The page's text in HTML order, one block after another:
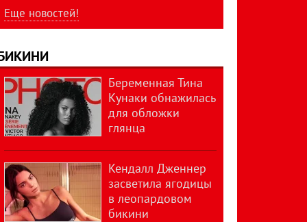
Еще новостей!
Беременная Тина
Кунаки обнажилась
для обложки
глянца
Кендалл Дженнер
засветила ягодицы
в леопардовом
бикини